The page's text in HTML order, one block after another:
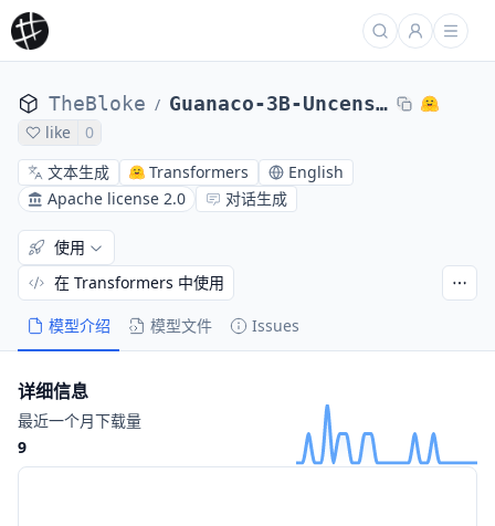
TheBloke / Guanaco-3B-Uncensored-v2-GGML
like
0
文本生成
Transformers
English
Apache license 2.0
对话生成
模型介绍 模型文件 Issues
使用
在 Transformers 中使用
详细信息
最近一个月下载量
9